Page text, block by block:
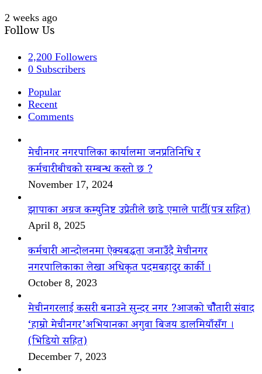
2 weeks ago
Follow Us
2,200 Followers
0 Subscribers
Popular
Recent
Comments
मेचीनगर नगरपालिका कार्यालमा जनप्रतिनिधि र
कर्मचारीबीचको सम्बन्ध कस्तो छ ?
November 17, 2024
झापाका अग्रज कम्युनिष्ट उप्रेतीले छाडे एमाले पार्टी(पत्र सहित)
April 8, 2025
कर्मचारी आन्दोलनमा ऐक्यबद्धता जनाउँदै मेचीनगर
नगरपालिकाका लेखा अधिकृत पदमबहादुर कार्की ।
October 8, 2023
मेचीनगरलाई कसरी बनाउने सुन्दर नगर ?आजको चौैतारी संवाद
‘हाम्रो मेचीनगर’अभियानका अगुवा बिजय डालमियाँसँग ।
(भिडियो सहित)
December 7, 2023